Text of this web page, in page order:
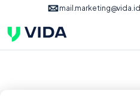
mail.marketing@vida.id